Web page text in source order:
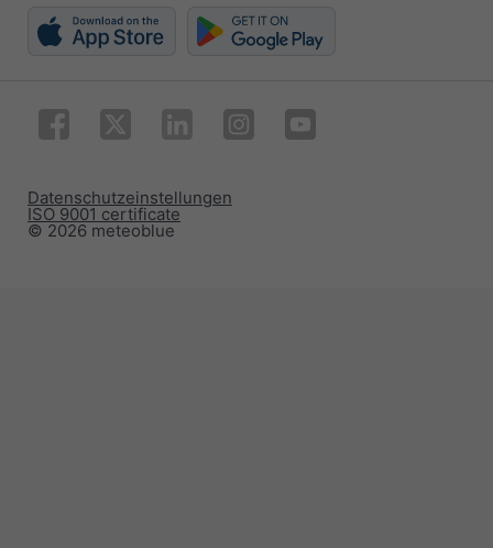
© 2026 meteoblue
ISO 9001 certificate
Datenschutzeinstellungen